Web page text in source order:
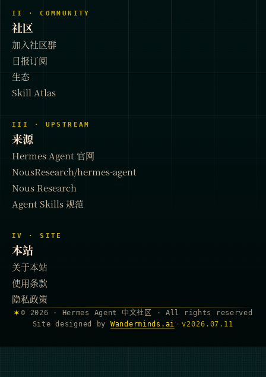
II · COMMUNITY
社区
加入社区群
日报订阅
生态
Skill Atlas
III · UPSTREAM
来源
Hermes Agent 官网
NousResearch/hermes-agent
Nous Research
Agent Skills 规范
IV · SITE
本站
关于本站
使用条款
隐私政策
✶© 2026 · Hermes Agent 中文社区 · All rights reserved
Site designed by
Wanderminds.ai · v2026.07.11